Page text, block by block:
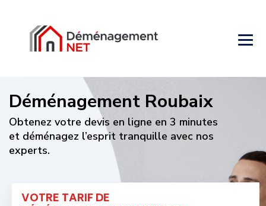
Déménagement Roubaix
Obtenez votre devis en ligne en 3 minutes
et déménagez l’esprit tranquille avec nos
experts.
VOTRE TARIF DE